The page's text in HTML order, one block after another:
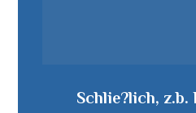
Schlie?lich,